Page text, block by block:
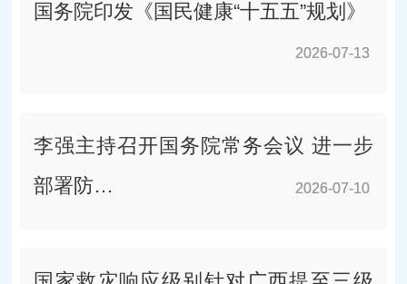
2026-07-13
国务院印发《国民健康“十五五”规划》
2026-07-13
2026-07-10
李强主持召开国务院常务会议 进一步
部署防…
2026-07-10